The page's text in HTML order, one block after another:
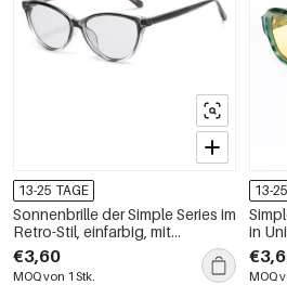
13-25 TAGE
Sonnenbrille der Simple Series im
Retro-Stil, einfarbig, mit
Leopardenmuster und
Farbverlauf
€3,60
MOQ von 1 Stk.
13-
in
MOQ